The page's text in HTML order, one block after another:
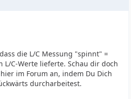
die L/C Messung "spinnt" =
L/C-Werte lieferte. Schau dir doch
im Forum an, indem Du Dich
durcharbeitest.